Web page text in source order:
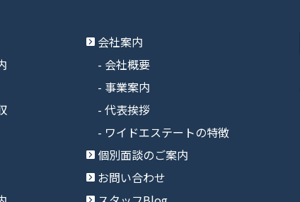
会社案内
会社概要
事業案内
代表挨拶
ワイドエステートの特徴
個別面談のご案内
お問い合わせ